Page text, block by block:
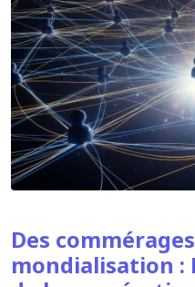
Des
mondialisation :